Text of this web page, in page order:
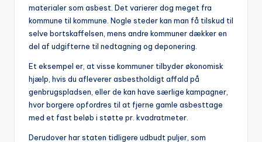
materialer som asbest. Det varierer dog meget fra
kommune til kommune. Nogle steder kan man få tilskud til
selve bortskaffelsen, mens andre kommuner dækker en
del af udgifterne til nedtagning og deponering.
Et eksempel er, at visse kommuner tilbyder økonomisk
hjælp, hvis du afleverer asbestholdigt affald på
genbrugspladsen, eller de kan have særlige kampagner,
hvor borgere opfordres til at fjerne gamle asbesttage
med et fast beløb i støtte pr. kvadratmeter.
Derudover har staten tidligere udbudt puljer, som